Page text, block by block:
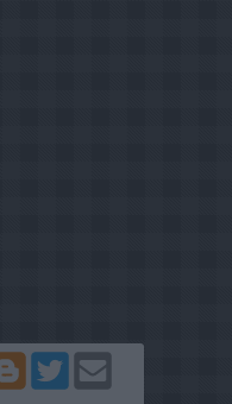
Del
på
Twitter
Send